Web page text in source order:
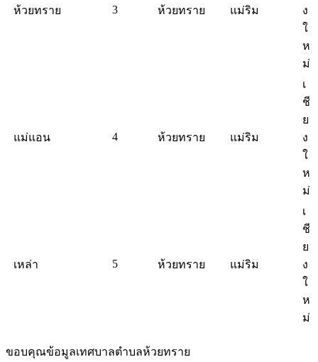
ห้วยทราย 3 ห้วยทราย แม่ริม
ง
ใ
ห
ม่
แม่แอน 4 ห้วยทราย แม่ริม
เ
ชี
ย
ง
ใ
ห
ม่
เหล่า 5 ห้วยทราย แม่ริม
เ
ชี
ย
ง
ใ
ห
ม่
ขอบคุณข้อมูลเทศบาลตำบลห้วยทราย